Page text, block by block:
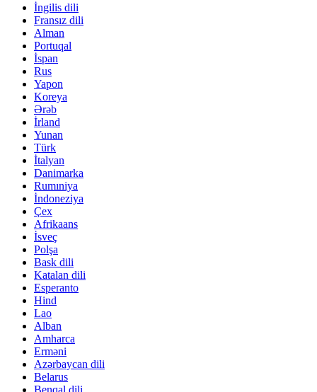
İngilis dili
Fransız dili
Alman
Portuqal
İspan
Rus
Yapon
Koreya
Ərəb
İrland
Yunan
Türk
İtalyan
Danimarka
Rumıniya
İndoneziya
Çex
Afrikaans
İsveç
Polşa
Bask dili
Katalan dili
Esperanto
Hind
Lao
Alban
Amharca
Erməni
Azərbaycan dili
Belarus
Benqal dili